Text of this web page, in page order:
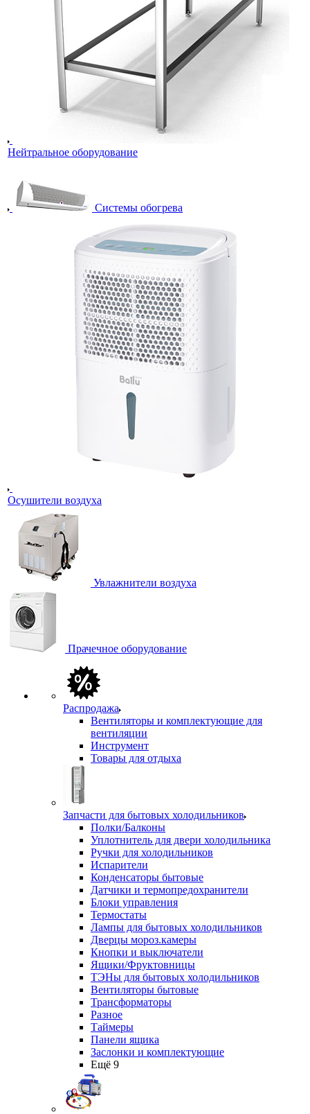
Нейтральное оборудование
Системы обогрева
Осушители воздуха
Увлажнители воздуха
Прачечное оборудование
Распродажа
Вентиляторы и комплектующие для
вентиляции
Инструмент
Товары для отдыха
Запчасти для бытовых холодильников
Полки/Балконы
Уплотнитель для двери холодильника
Ручки для холодильников
Испарители
Конденсаторы бытовые
Датчики и термопредохранители
Блоки управления
Термостаты
Лампы для бытовых холодильников
Дверцы мороз.камеры
Кнопки и выключатели
Ящики/Фруктовницы
ТЭНы для бытовых холодильников
Вентиляторы бытовые
Трансформаторы
Разное
Таймеры
Панели ящика
Заслонки и комплектующие
Ещё 9